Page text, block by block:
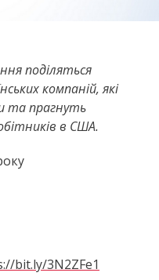
поділяться
компаній, які
та прагнуть
в США.
bit.ly/3N2ZFe1